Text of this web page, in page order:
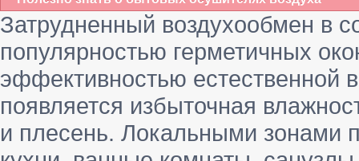
Затрудненный воздухообмен в
популярностью герметичных
эффективностью естественной
появляется избыточная
и плесень. Локальными зонами